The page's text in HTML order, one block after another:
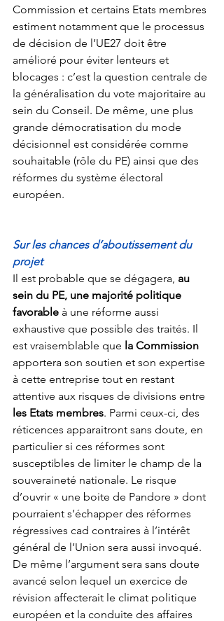
Commission et certains Etats membres
estiment notamment que le processus
de décision de l’UE27 doit être
amélioré pour éviter lenteurs et
blocages : c’est la question centrale de
la généralisation du vote majoritaire au
sein du Conseil. De même, une plus
grande démocratisation du mode
décisionnel est considérée comme
souhaitable (rôle du PE) ainsi que des
réformes du système électoral
européen.
Sur les chances d’aboutissement du
projet
Il est probable que se dégagera, au
sein du PE, une majorité politique
favorable à une réforme aussi
exhaustive que possible des traités. Il
est vraisemblable que la Commission
apportera son soutien et son expertise
à cette entreprise tout en restant
attentive aux risques de divisions entre
les Etats membres. Parmi ceux-ci, des
réticences apparaitront sans doute, en
particulier si ces réformes sont
susceptibles de limiter le champ de la
souveraineté nationale. Le risque
d’ouvrir « une boite de Pandore » dont
pourraient s’échapper des réformes
régressives cad contraires à l’intérêt
général de l’Union sera aussi invoqué.
De même l’argument sera sans doute
avancé selon lequel un exercice de
révision affecterait le climat politique
européen et la conduite des affaires